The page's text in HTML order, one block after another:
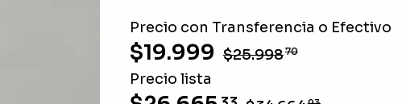
Precio con Transferencia o Efectivo
$19.999 $25.99870
Precio lista